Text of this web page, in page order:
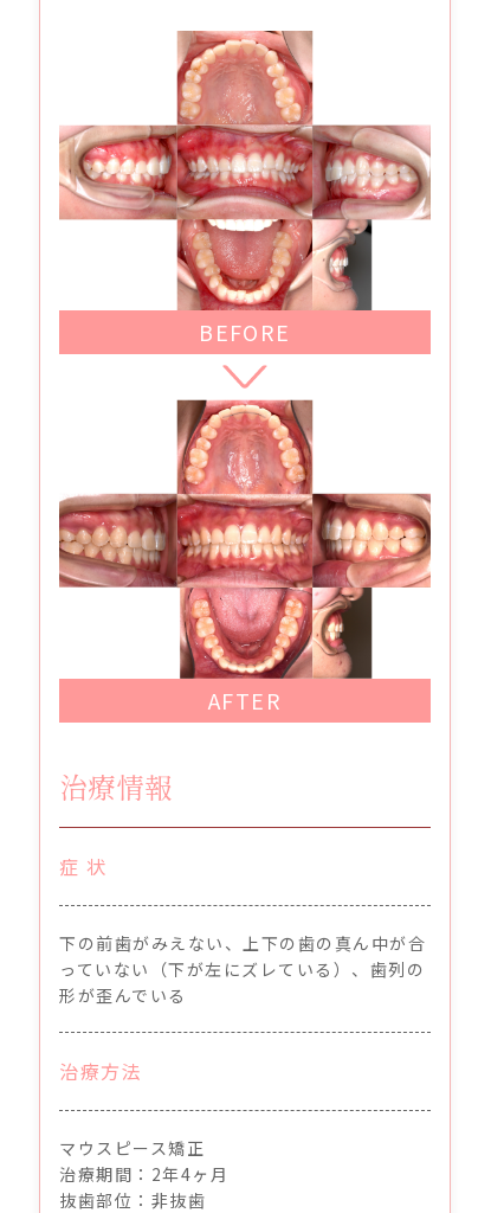
BEFORE
AFTER
治療情報
症 状
下の前歯がみえない、上下の歯の真ん中が合
っていない（下が左にズレている）、歯列の
形が歪んでいる
治療方法
マウスピース矯正
治療期間：2年4ヶ月
抜歯部位：非抜歯